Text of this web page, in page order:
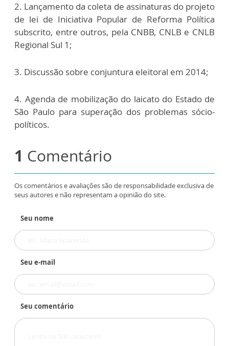
2. Lançamento da coleta de assinaturas do projeto
de lei de Iniciativa Popular de Reforma Política
subscrito, entre outros, pela CNBB, CNLB e CNLB
Regional Sul 1;
3. Discussão sobre conjuntura eleitoral em 2014;
4. Agenda de mobilização do laicato do Estado de
São Paulo para superação dos problemas sócio-
políticos.
1 Comentário
Os comentários e avaliações são de responsabilidade exclusiva de
seus autores e não representam a opinião do site.
Seu nome
Seu e-mail
Seu comentário